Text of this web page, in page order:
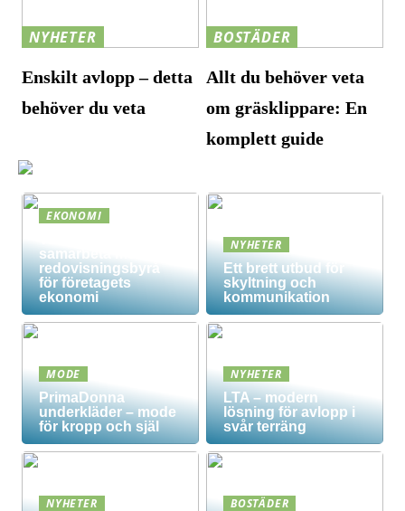
NYHETER
Enskilt avlopp – detta
behöver du veta
BOSTÄDER
Allt du behöver veta
om gräsklippare: En
komplett guide
EKONOMI
samarbeta med en
redovisningsbyrå
för företagets
ekonomi
NYHETER
Ett brett utbud för
skyltning och
kommunikation
MODE
PrimaDonna
underkläder – mode
för kropp och själ
NYHETER
LTA – modern
lösning för avlopp i
svår terräng
NYHETER BOSTÄDER